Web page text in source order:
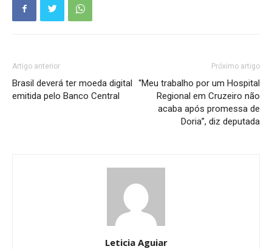
Artigo anterior
Brasil deverá ter moeda digital
emitida pelo Banco Central
Próximo artigo
“Meu trabalho por um Hospital
Regional em Cruzeiro não
acaba após promessa de
Doria”, diz deputada
Leticia Aguiar